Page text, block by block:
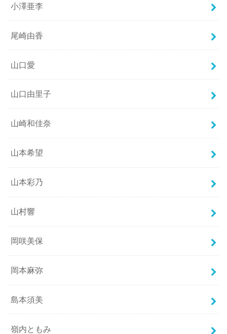
小澤亜李
尾崎由香
山口愛
山口由里子
山崎和佳奈
山本希望
山本彩乃
山村響
岡咲美保
岡本麻弥
島本須美
嶺内ともみ